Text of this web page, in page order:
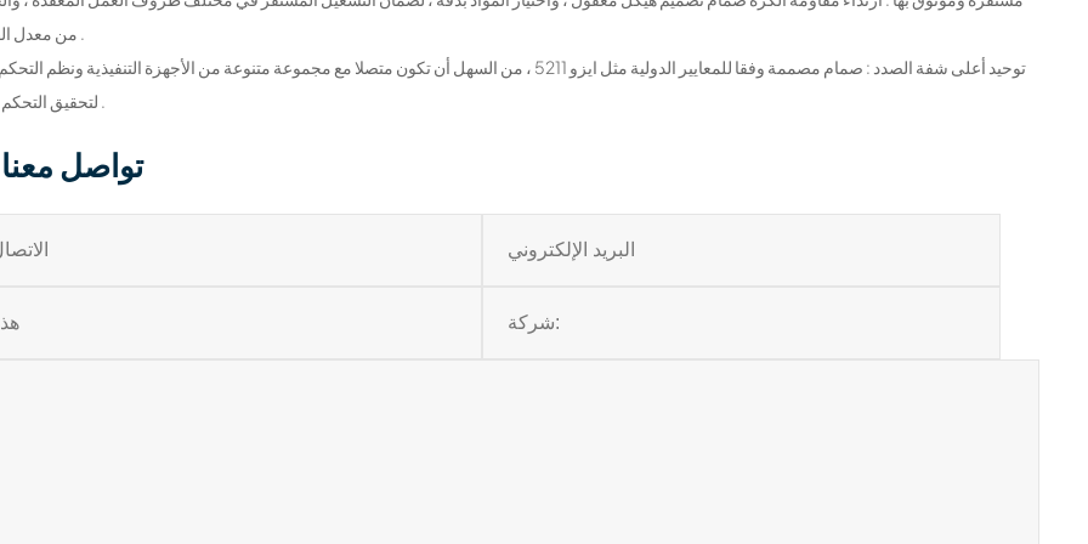
من معدل الفشل .
لتحقيق التحكم الآلي .
تواصل معنا